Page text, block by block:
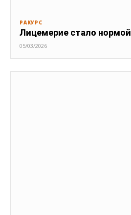
РАКУРС
Лицемерие стало нормой
05/03/2026